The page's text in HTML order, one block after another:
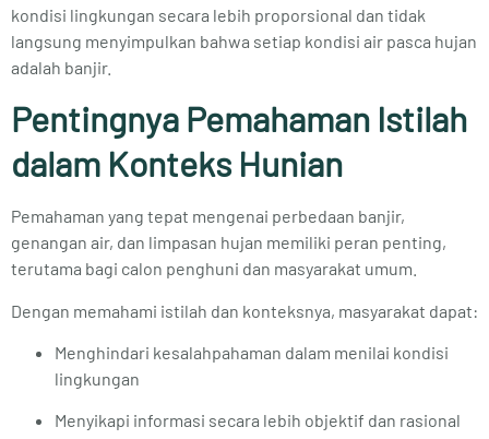
kondisi lingkungan secara lebih proporsional dan tidak
langsung menyimpulkan bahwa setiap kondisi air pasca hujan
adalah banjir.
Pentingnya Pemahaman Istilah
dalam Konteks Hunian
Pemahaman yang tepat mengenai perbedaan banjir,
genangan air, dan limpasan hujan memiliki peran penting,
terutama bagi calon penghuni dan masyarakat umum.
Dengan memahami istilah dan konteksnya, masyarakat dapat:
Menghindari kesalahpahaman dalam menilai kondisi
lingkungan
Menyikapi informasi secara lebih objektif dan rasional